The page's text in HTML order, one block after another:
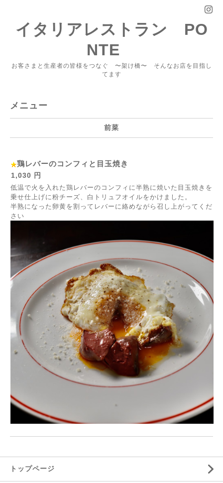
イタリアレストラン PO
NTE
お客さまと生産者の皆様をつなぐ 〜架け橋〜 そんなお店を目指し
てます
メニュー
前菜
鶏レバーのコンフィと目玉焼き
1,030 円
低温で火を入れた鶏レバーのコンフィに半熟に焼いた目玉焼きを
乗せ仕上げに粉チーズ、白トリュフオイルをかけました。
半熟になった卵黄を割ってレバーに絡めながら召し上がってくだ
さい
トップページ